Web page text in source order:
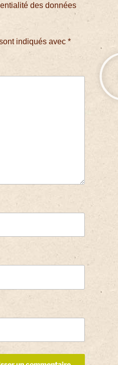
des données
indiqués avec*